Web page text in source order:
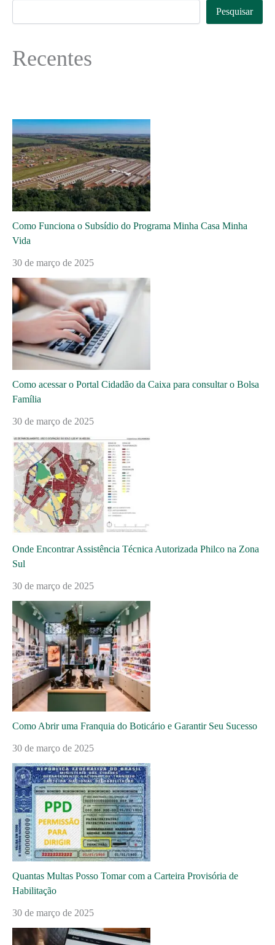
Pesquisar
Recentes
Como Funciona o Subsídio do Programa Minha Casa Minha
Vida
30 de março de 2025
Como acessar o Portal Cidadão da Caixa para consultar o Bolsa
Família
30 de março de 2025
Onde Encontrar Assistência Técnica Autorizada Philco na Zona
Sul
30 de março de 2025
Como Abrir uma Franquia do Boticário e Garantir Seu Sucesso
30 de março de 2025
Quantas Multas Posso Tomar com a Carteira Provisória de
Habilitação
30 de março de 2025